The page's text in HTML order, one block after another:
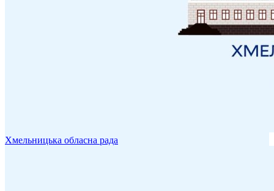
Хмельницька обласна рада